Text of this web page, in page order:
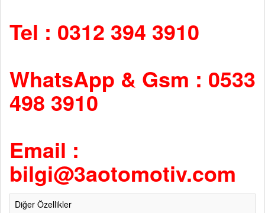
Tel : 0312 394 3910
WhatsApp & Gsm : 0533
498 3910
Email :
bilgi@3aotomotiv.com
Diğer Özellikler